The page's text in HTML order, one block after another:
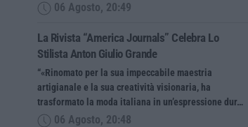
06 Agosto, 20:49
La Rivista “America Journals” Celebra Lo
Stilista Anton Giulio Grande
“«Rinomato per la sua impeccabile maestria
artigianale e la sua creatività visionaria, ha
trasformato la moda italiana in un’espressione dur…
06 Agosto, 20:48